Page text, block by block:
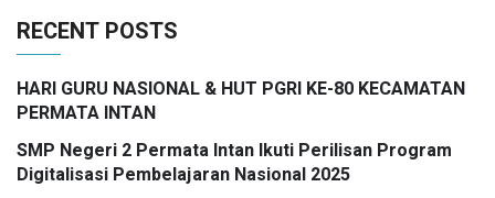
RECENT POSTS
HARI GURU NASIONAL & HUT PGRI KE-80 KECAMATAN
PERMATA INTAN
SMP Negeri 2 Permata Intan Ikuti Perilisan Program
Digitalisasi Pembelajaran Nasional 2025